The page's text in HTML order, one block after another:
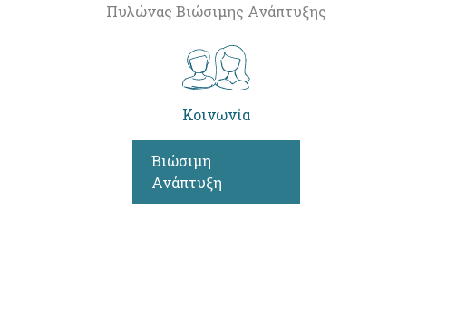
Πυλώνας Βιώσιμης Ανάπτυξης
Κοινωνία
Βιώσιμη
Ανάπτυξη